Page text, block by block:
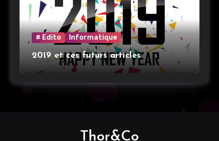
# Edito Informatique
2019 et ces futurs articles
Thor&Co